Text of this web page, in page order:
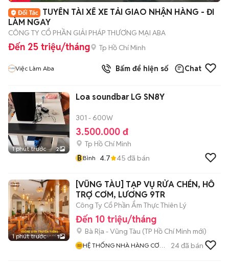
TUYỂN TÀI XẾ XE TẢI GIAO NHẬN HÀNG - ĐI
LÀM NGAY
CÔNG TY CỔ PHẦN GIẢI PHÁP THƯƠNG MẠI ABA
Đến 25 triệu/tháng Tp Hồ Chí Minh
Việc Làm Aba Bấm để hiện số Chat
1 phút trước 2
Loa soundbar LG SN8Y
301 - 600W
3.500.000 đ
Tp Hồ Chí Minh
BBình 4.7 45 đã bán
1 phút trước 1
[VŨNG TÀU] TẠP VỤ RỬA CHÉN, HỖ
TRỢ CƠM, LƯƠNG 9TR
Công Ty Cổ Phần Ẩm Thực Thiên Lý
Đến 10 triệu/tháng
Bà Rịa - Vũng Tàu (TP Hồ Chí Minh mới)
HỆ THỐNG NHÀ HÀNG CƠM
24đã bán